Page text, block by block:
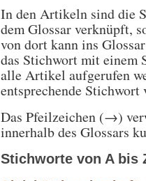
In den Artikeln sind die
dem Glossar verknüpft,
von dort kann ins
das Stichwort mit einem
alle Artikel aufgerufen
entsprechende Stichwort
Das Pfeilzeichen (→)
innerhalb des Glossars
Stichworte von A bis